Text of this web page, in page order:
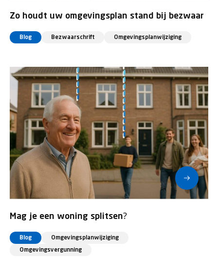
Zo houdt uw omgevingsplan stand bij bezwaar
Blog Bezwaarschrift Omgevingsplanwijziging
Mag je een woning splitsen?
Blog Omgevingsplanwijziging
Omgevingsvergunning